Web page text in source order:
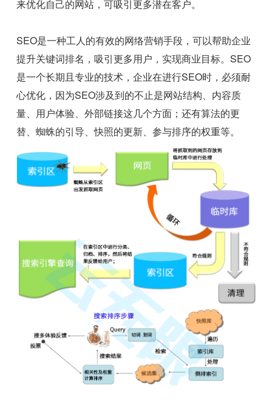
来优化自己的网站，可吸引更多潜在客户。
SEO是一种工人的有效的网络营销手段，可以帮助企业
提升关键词排名，吸引更多用户，实现商业目标。SEO
是一个长期且专业的技术，企业在进行SEO时，必须耐
心优化，因为SEO涉及到的不止是网站结构、内容质
量、用户体验、外部链接这几个方面；还有算法的更
替、蜘蛛的引导、快照的更新、参与排序的权重等。